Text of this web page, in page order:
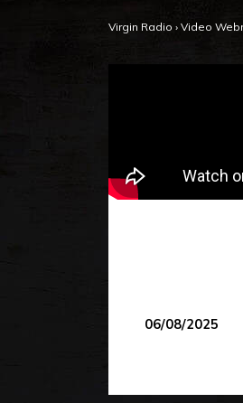
Virgin Radio › Video
06/08/2025